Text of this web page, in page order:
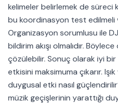
kelimeler belirlemek de süreci
bu koordinasyon test edilmeli
Organizasyon sorumlusu ile
bildirim akışı olmalıdır.
çözülebilir. Sonuç olarak iyi
etkisini maksimuma çıkarır.
duygusal etki nasıl
müzik geçişlerinin yarattığı